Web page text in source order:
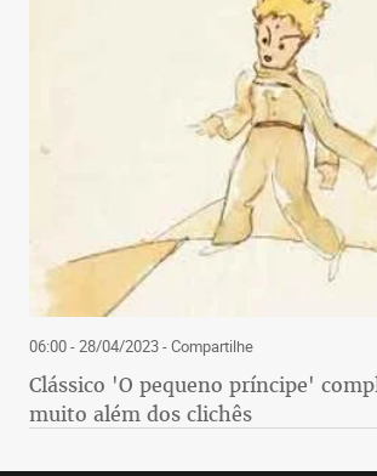
06:00 - 28/04/2023- Compartilhe
Clássico 'O pequeno príncipe'
muito além dos clichês